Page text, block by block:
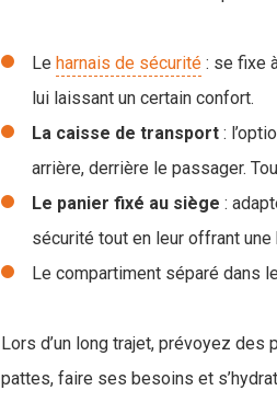
Le harnais de sécurité : se fixe
lui laissant un certain confort.
La caisse de transport :
arrière, derrière le passager.
Le panier fixé au siège :
sécurité tout en leur offrant
Le compartiment séparé dans
Lors d’un long trajet, prévoyez
pattes, faire ses besoins et